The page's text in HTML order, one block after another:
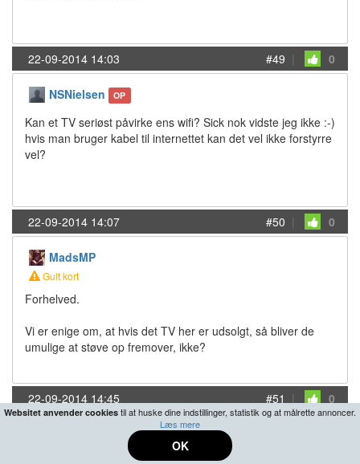
22-09-2014 14:03 #49 | 0
NSNielsen OP
Kan et TV seriøst påvirke ens wifi? Sick nok vidste jeg ikke :-)
hvis man bruger kabel til internettet kan det vel ikke forstyrre
vel?
22-09-2014 14:07 #50 | 0
MadsMP
Gult kort
Forhelved.
Vi er enige om, at hvis det TV her er udsolgt, så bliver de
umulige at støve op fremover, ikke?
22-09-2014 14:45 #51 | 0
Websitet anvender cookies til at huske dine indstillinger, statistik og at målrette annoncer.
Læs mere
OK